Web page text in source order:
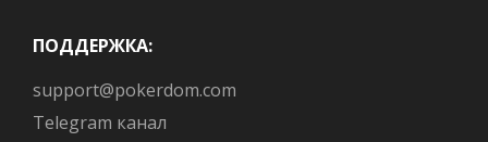
ПОДДЕРЖКА:
support@pokerdom.com
Telegram канал